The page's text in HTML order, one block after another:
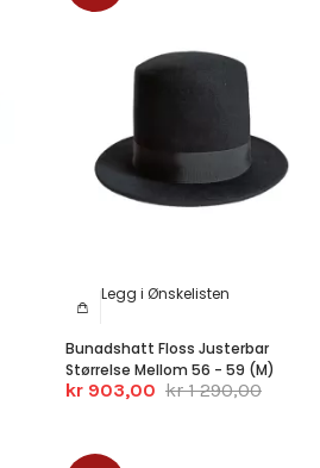
Legg i Ønskelisten
Bunadshatt Floss Justerbar
Størrelse Mellom 56 - 59 (M)
kr 903,00 kr 1 290,00